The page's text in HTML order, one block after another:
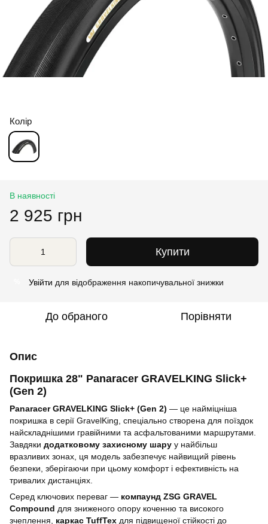
Колір
В наявності
2 925 грн
Купити
Увійти для відображення накопичувальної знижки
До обраного Порівняти
Опис
Покришка 28" Panaracer GRAVELKING Slick+
(Gen 2)
Panaracer GRAVELKING Slick+ (Gen 2) — це найміцніша
покришка в серії GravelKing, спеціально створена для поїздок
найскладнішими гравійними та асфальтованими маршрутами.
Завдяки додатковому захисному шару у найбільш
вразливих зонах, ця модель забезпечує найвищий рівень
безпеки, зберігаючи при цьому комфорт і ефективність на
тривалих дистанціях.
Серед ключових переваг — компаунд ZSG GRAVEL
Compound для зниженого опору коченню та високого
зчеплення, каркас TuffTex для підвищеної стійкості до